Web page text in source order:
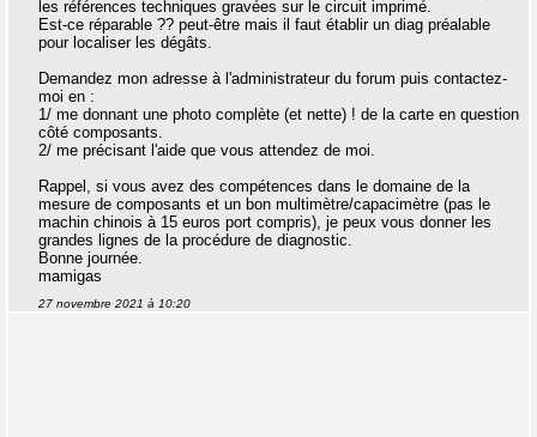
les références techniques gravées sur le circuit imprimé.
Est-ce réparable ?? peut-être mais il faut établir un diag préalable
pour localiser les dégâts.
Demandez mon adresse à l'administrateur du forum puis contactez-
moi en :
1/ me donnant une photo complète (et nette) ! de la carte en question
côté composants.
2/ me précisant l'aide que vous attendez de moi.
Rappel, si vous avez des compétences dans le domaine de la
mesure de composants et un bon multimètre/capacimètre (pas le
machin chinois à 15 euros port compris), je peux vous donner les
grandes lignes de la procédure de diagnostic.
Bonne journée.
mamigas
27 novembre 2021 à 10:20